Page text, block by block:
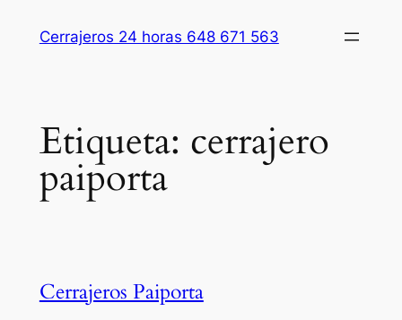
Cerrajeros 24 horas 648 671 563
Etiqueta: cerrajero
paiporta
Cerrajeros Paiporta